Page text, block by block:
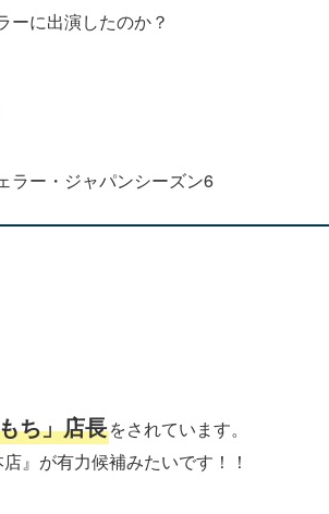
ーに出演したのか？
ラー・ジャパンシーズン6
ち」店長をされています。
』が有力候補みたいです！！